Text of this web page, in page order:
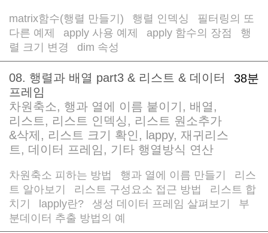
matrix함수(행렬 만들기) 행렬 인덱싱
필터링의 또
다른 예제
apply 사용 예제 apply 함수의 장점
행
렬 크기 변경
dim 속성
38분
08. 행렬과 배열 part3 & 리스트 & 데이터
프레임
차원축소, 행과 열에 이름 붙이기, 배열,
리스트, 리스트 인덱싱, 리스트 원소추가
&삭제, 리스트 크기 확인, lappy, 재귀리스
트, 데이터 프레임, 기타 행열방식 연산
차원축소 피하는 방법 행과 열에 이름 만들기
리스
트 알아보기
리스트 구성요소 접근 방법
리스트 합
치기
lapply란? 생성 데이터 프레임 살펴보기
부
분데이터 추출 방법의 예